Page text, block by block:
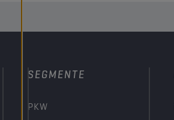
SEGMENTE
PKW